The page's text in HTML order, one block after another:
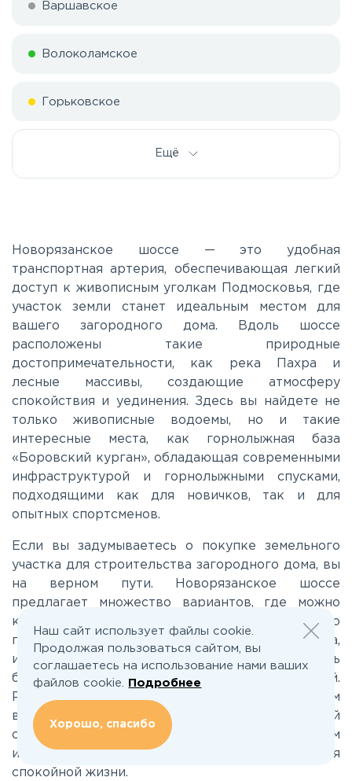
Варшавское
Волоколамское
Горьковское
Калужское
Каширское
Киевское
Ленинградское
Лихачевское
Минское
Новорижское
Новорязанское
Носовихинское
Пятницкое
Рогачёвское
Ещё
Новорязанское шоссе — это удобная
транспортная артерия, обеспечивающая легкий
доступ к живописным уголкам Подмосковья, где
участок земли станет идеальным местом для
вашего загородного дома. Вдоль шоссе
расположены такие природные
достопримечательности, как река Пахра и
лесные массивы, создающие атмосферу
спокойствия и уединения. Здесь вы найдете не
только живописные водоемы, но и такие
интересные места, как горнолыжная база
«Боровский курган», обладающая современными
инфраструктурой и горнолыжными спусками,
подходящими как для новичков, так и для
опытных спортсменов.
Если вы задумываетесь о покупке земельного
участка для строительства загородного дома, вы
на верном пути. Новорязанское шоссе
предлагает множество вариантов, где можно
купить участок в живописной местности. Это
прекрасное место для создания уютного дома,
источника вдохновения и комфорта, где жизнь
будет протекать в гармонии с природой.
Разнообразие предложений даст вам
возможность выбрать участок, который
соответствует вашим требованиям и ожиданиям
и обеспечивает все необходимые условия для
спокойной жизни.
Наш сайт использует файлы cookie.
Продолжая пользоваться сайтом, вы
соглашаетесь на использование нами ваших
файлов cookie.
Подробнее
Хорошо, спасибо